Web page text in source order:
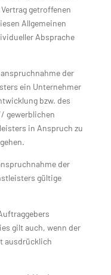
getroffenen
Allgemeinen
Absprache
der
ein Unternehmer
bzw. des
gewerblichen
in Anspruch zu
der
gültige
gilt auch, wenn der
ausdrücklich